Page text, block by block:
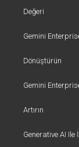
Değeri
Gemini
Dönüştürün
Gemini
Artırın
Generative AI